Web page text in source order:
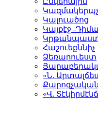
Կալուածոց
Կայքէջ -
Հաշուեքննիչ
Ձեռարուեստ
«Ն.
Քարոզչական
«Վ.